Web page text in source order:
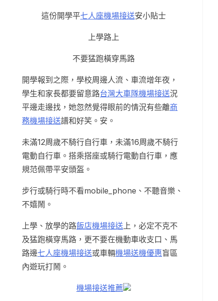
這份開學平七人座機場接送安小貼士
上學路上
不要猛跑橫穿馬路
開學報到之際，學校周邊人流、車流增年夜，
學生和家長都要留意路台灣大車隊機場接送況
平邊走邊找，她忽然覺得眼前的情況有些離商
務機場接送譜和好笑。安。
未滿12周歲不騎行自行車，未滿16周歲不騎行
電動自行車。搭乘搭座或騎行電動自行車，應
規范佩帶平安頭盔。
步行或騎行時不看mobile_phone、不聽音樂、
不嬉鬧。
上學、放學的路飯店機場接送上，必定不克不
及猛跑橫穿馬路，更不要在機動車收支口、馬
路邊七人座機場接送或車輛機場送機優惠盲區
內遊玩打鬧。
機場接送推薦